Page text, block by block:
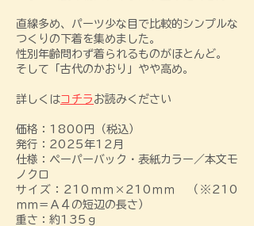
直線多め、パーツ少な目で比較的シンプルな
つくりの下着を集めました。
性別年齢問わず着られるものがほとんど。
そして「古代のかおり」やや高め。
​詳しくはコチラ お読みください
価格：1800円（税込）
​発行：2025年12月
​仕様：ペーパーバック・ 表紙カラー／本文モ
ノクロ
サイズ：210ｍｍ×210ｍｍ （​※210
ｍｍ＝Ａ４の短辺の長さ）​
重さ：約135ｇ